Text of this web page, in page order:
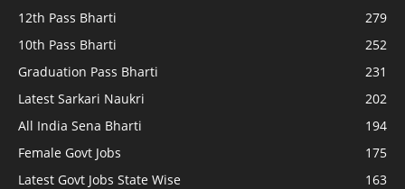
12th Pass Bharti
279
10th Pass Bharti
252
Graduation Pass Bharti
231
Latest Sarkari Naukri
202
All India Sena Bharti
194
Female Govt Jobs
175
Latest Govt Jobs State Wise
163